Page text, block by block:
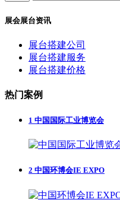
展会展台资讯
展台搭建公司
展台搭建服务
展台搭建价格
热门案例
1 中国国际工业博览会
2 中国环博会IE EXPO